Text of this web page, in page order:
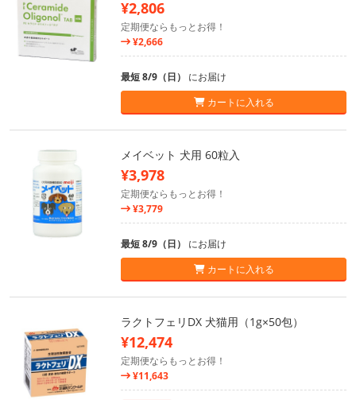
¥2,806
定期便ならもっとお得！
¥2,666
最短 8/9（日） にお届け
カートに入れる
メイベット 犬用 60粒入
¥3,978
定期便ならもっとお得！
¥3,779
最短 8/9（日） にお届け
カートに入れる
ラクトフェリDX 犬猫用（1g×50包）
¥12,474
定期便ならもっとお得！
¥11,643